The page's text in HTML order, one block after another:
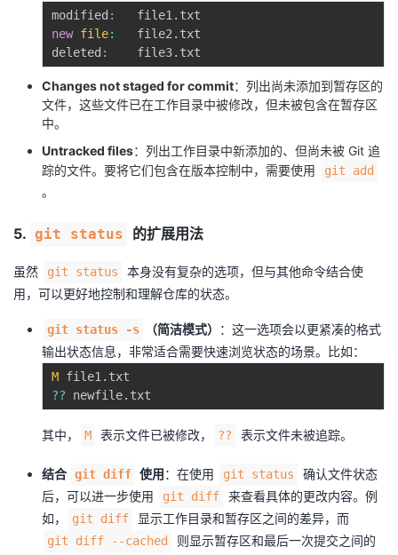
modified :
   file1
.
new file:
   file2
. txt
deleted :
    file3
.
Changes not staged for commit：列出尚未添加到暂存区的
文件，这些文件已在工作目录中被修改，但未被包含在暂存区
中。
Untracked files：列出工作目录中新添加的、但尚未被 Git 追
踪的文件。要将它们包含在版本控制中，需要使用
git add
。
5. git status 的扩展用法
虽然 git status
本身没有复杂的选项，但与其他命令结合使
用，可以更好地控制和理解仓库的状态。
git status -s （简洁模式）
：这一选项会以更紧凑的格式
输出状态信息，非常适合需要快速浏览状态的场景。比如：
M file1 .
?? newfile.
其中， M 表示文件已被修改， ?? 表示文件未被追踪。
结合 git diff 使用：在使用 git status
确认文件状态
后，可以进一步使用
git diff
来查看具体的更改内容。例
如，
git diff 显示工作目录和暂存区之间的差异，而
git diff --cached
则显示暂存区和最后一次提交之间的